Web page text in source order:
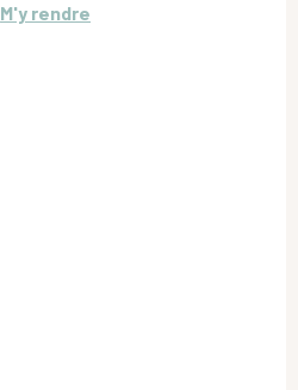
M'y rendre